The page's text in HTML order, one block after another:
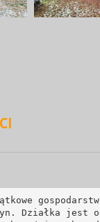
Działka jest